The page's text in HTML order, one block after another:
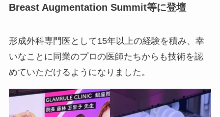
Breast Augmentation Summit等に登壇
形成外科専門医として15年以上の経験を積み、幸
いなことに同業のプロの医師たちからも技術を認
めていただけるようになりました。